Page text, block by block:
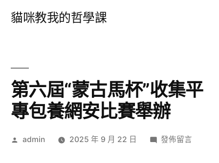
貓咪教我的哲學課
第六屆“蒙古馬杯”收集平
專包養網安比賽舉辦
作
admin 2025 年 9 月 22 日
在
發佈留言